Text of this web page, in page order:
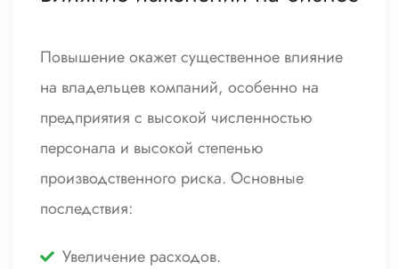
Повышение окажет существенное влияние
на владельцев компаний, особенно на
предприятия с высокой численностью
персонала и высокой степенью
производственного риска. Основные
последствия:
Увеличение расходов.